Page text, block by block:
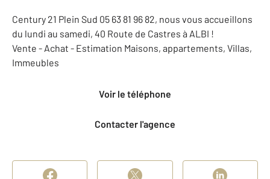
Century 21 Plein Sud 05 63 81 96 82, nous vous accueillons
du lundi au samedi, 40 Route de Castres à ALBI !
Vente - Achat - Estimation Maisons, appartements, Villas,
Immeubles
Voir le téléphone
Contacter l'agence